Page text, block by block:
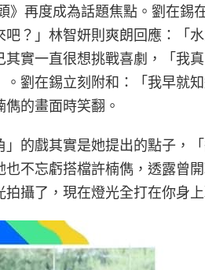
》再度成為話題焦點。劉在錫
？」林智妍則爽朗回應：「
實一直很想挑戰喜劇，「我
劉在錫立刻附和：「我早就
的畫面時笑翻。
的戲其實是她提出的點子，
不忘虧搭檔許楠儁，透露曾
攝了，現在燈光全打在你身上